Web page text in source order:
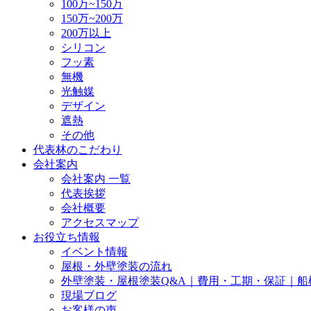
100万~150万
150万~200万
200万以上
シリコン
フッ素
無機
光触媒
デザイン
遮熱
その他
代表林のこだわり
会社案内
会社案内 一覧
代表挨拶
会社概要
アクセスマップ
お役立ち情報
イベント情報
屋根・外壁塗装の流れ
外壁塗装・屋根塗装Q&A｜費用・工期・保証｜船
現場ブログ